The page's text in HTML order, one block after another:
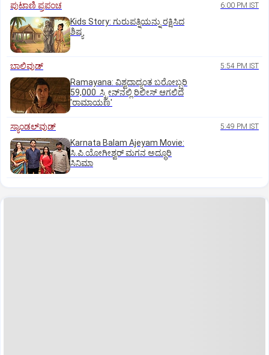
ಪುಟಾಣಿ ಪ್ರಪಂಚ 6:00 PM IST
Kids Story: ಗುರುಪತ್ನಿಯನ್ನು ರಕ್ಷಿಸಿದ
ಶಿಷ್ಯ
ಬಾಲಿವುಡ್‌ 5:54 PM IST
Ramayana: ವಿಶ್ವದಾದ್ಯಂತ ಬರೋಬ್ಬರಿ
59,000 ಸ್ಕ್ರೀನ್‌ನಲ್ಲಿ ರಿಲೀಸ್‌ ಆಗಲಿದೆ
'ರಾಮಾಯಣ'
ಸ್ಯಾಂಡಲ್‌ವುಡ್‌ 5:49 PM IST
Karnata Balam Ajeyam Movie:
ಸಿ.ಪಿ.ಯೋಗೀಶ್ವರ್‌ ಮಗನ ಅದ್ಧೂರಿ
ಸಿನಿಮಾ